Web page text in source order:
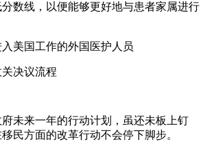
数线，以便能够更好地与患者家属进行
美国工作的外国医护人员
决议流程
未来一年的行动计划，虽还未板上钉
民方面的改革行动不会停下脚步。